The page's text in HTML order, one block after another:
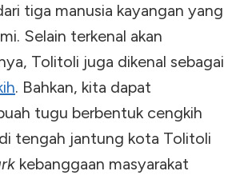
tiga manusia kayangan yang
Selain terkenal akan
Tolitoli juga dikenal sebagai
. Bahkan, kita dapat
tugu berbentuk cengkih
tengah jantung kota Tolitoli
kebanggaan masyarakat